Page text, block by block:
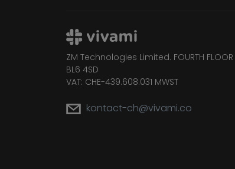
ZM Technologies Limited. FOURTH FLOOR
BL6 4SD
VAT: CHE-439.608.031 MWST
kontact-ch@vivami.co